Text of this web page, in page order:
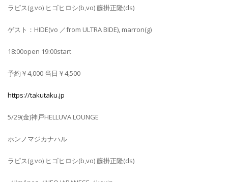
ラピス(g,vo) ヒゴヒロシ(b,vo) 藤掛正隆(ds)
ゲスト：HIDE(vo ／from ULTRA BIDE), marron(g)
18:00open 19:00start
予約￥4,000 当日￥4,500
https://takutaku.jp
5/29(金)神戸HELLUVA LOUNGE
ホンノマジカナハル
ラピス(g,vo) ヒゴヒロシ(b,vo) 藤掛正隆(ds)